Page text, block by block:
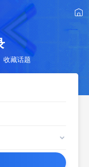
收藏话题